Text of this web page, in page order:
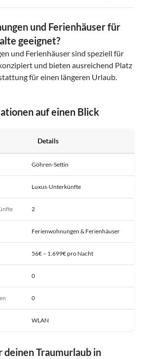
und Ferienhäuser für
geeignet?
und Ferienhäuser sind speziell für
und bieten ausreichend Platz
für einen längeren Urlaub.
auf einen Blick
Details
Göhren-Settin
Luxus-Unterkünfte
2
Ferienwohnungen & Ferienhäuser
56€ – 1.699€ pro Nacht
0
0
WLAN
deinen Traumurlaub in